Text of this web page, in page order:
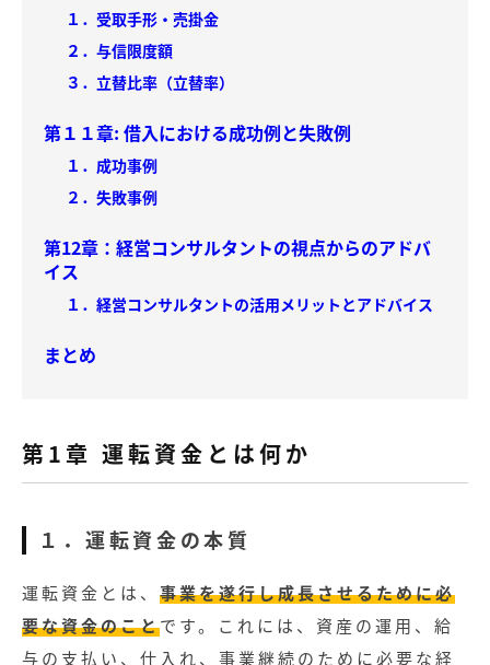
１．受取手形・売掛金
２．与信限度額
３．立替比率（立替率）
第１１章: 借入における成功例と失敗例
１．成功事例
２．失敗事例
第12章：経営コンサルタントの視点からのアドバ
イス
１．経営コンサルタントの活用メリットとアドバイス
まとめ
第1章 運転資金とは何か
１．運転資金の本質
運転資金とは、 事業を遂行し成長させるために必
要な資金のことです。これには、資産の運用、給
与の支払い、仕入れ、事業継続のために必要な経